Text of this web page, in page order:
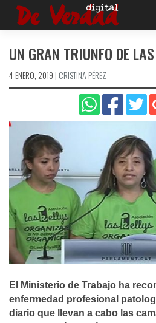
Saltar
UN GRAN TRIUNFO DE
4 ENERO, 2019 | CRISTINA PÉREZ
El Ministerio de Trabajo ha
enfermedad profesional
diario que llevan a cabo las